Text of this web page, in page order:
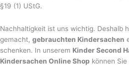
§19 (1) UStG.
Nachhaltigkeit ist uns wichtig. Deshalb
gemacht, gebrauchten Kindersachen
schenken. In unserem Kinder Second
Kindersachen Online Shop können